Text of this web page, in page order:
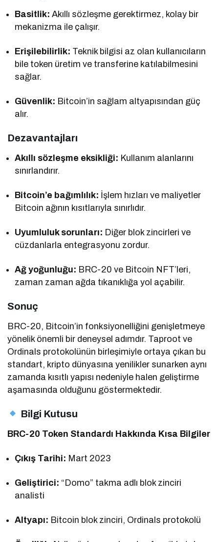
Basitlik: Akıllı sözleşme gerektirmez, kolay bir
mekanizma ile çalışır.
Erişilebilirlik: Teknik bilgisi az olan kullanıcıların
bile token üretim ve transferine katılabilmesini
sağlar.
Güvenlik: Bitcoin’in sağlam altyapısından güç
alır.
Dezavantajları
Akıllı sözleşme eksikliği: Kullanım alanlarını
sınırlandırır.
Bitcoin’e bağımlılık: İşlem hızları ve maliyetler
Bitcoin ağının kısıtlarıyla sınırlıdır.
Uyumluluk sorunları: Diğer blok zincirleri ve
cüzdanlarla entegrasyonu zordur.
Ağ yoğunluğu: BRC-20 ve Bitcoin NFT’leri,
zaman zaman ağda tıkanıklığa yol açabilir.
Sonuç
BRC-20, Bitcoin’in fonksiyonelliğini genişletmeye
yönelik önemli bir deneysel adımdır. Taproot ve
Ordinals protokolünün birleşimiyle ortaya çıkan bu
standart, kripto dünyasına yenilikler sunarken aynı
zamanda kısıtlı yapısı nedeniyle halen geliştirme
aşamasında olduğunu göstermektedir.
Bilgi Kutusu
BRC-20 Token Standardı Hakkında Kısa Bilgiler
Çıkış Tarihi: Mart 2023
Geliştirici: “Domo” takma adlı blok zinciri
analisti
Altyapı: Bitcoin blok zinciri, Ordinals protokolü